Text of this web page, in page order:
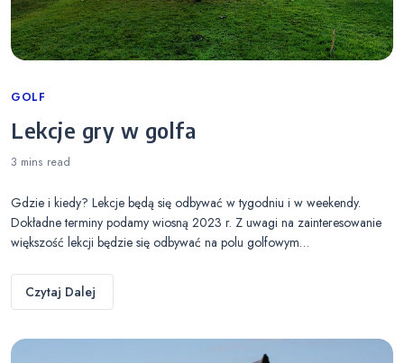
Categories
GOLF
Lekcje gry w golfa
3 mins read
Gdzie i kiedy? Lekcje będą się odbywać w tygodniu i w weekendy.
Dokładne terminy podamy wiosną 2023 r. Z uwagi na zainteresowanie
większość lekcji będzie się odbywać na polu golfowym…
Czytaj Dalej